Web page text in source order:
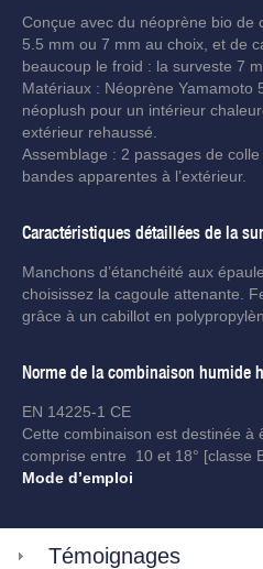
Conçue avec du néoprène bio de
5.5 mm ou 7 mm au choix, et de
beaucoup le froid : la surveste 7
Matériaux : Néoprène Yamamoto
néoplush pour un intérieur
extérieur rehaussé.
Assemblage : 2 passages de
bandes apparentes à l’extérieur.
Caractéristiques détaillées de la
Manchons d’étanchéité aux
choisissez la cagoule attenante.
grâce à un cabillot en
Norme de la combinaison humide
EN 14225-1 CE
Cette combinaison est destinée à
comprise entre 10 et 18° [classe
Mode d’emploi
Témoignages